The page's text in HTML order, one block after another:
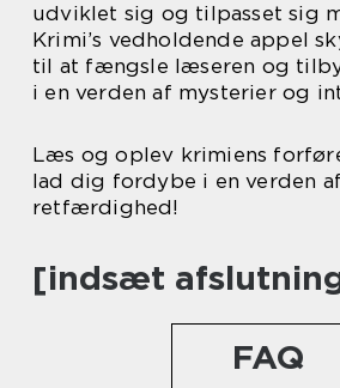
udviklet sig og tilpasset sig
Krimi’s vedholdende appel
til at fængsle læseren og
i en verden af mysterier og
Læs og oplev krimiens
lad dig fordybe i en verden
retfærdighed!
[indsæt
FAQ